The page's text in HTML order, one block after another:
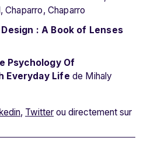
Chaparro, Chaparro
: A Book of Lenses
Psychology Of
Everyday Life de Mihaly
, Twitter ou directement sur